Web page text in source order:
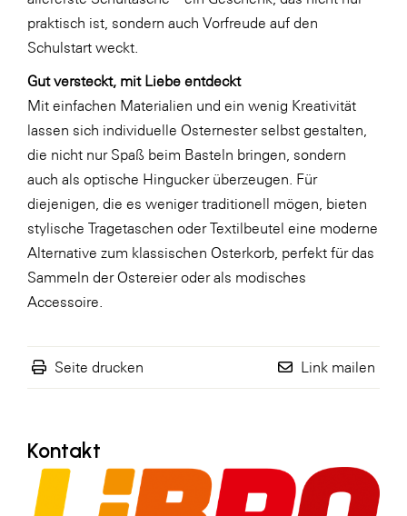
Verband Druck Medien Österreich
Wirtschaftskammer Salzburg
WKS Fachgruppe Fahrzeughandel und
Fahrzeugtechnik
WKS Fachgruppe Finanzdienstleister
WK UBIT
Zühlke
Media
praktisch ist, sondern auch Vorfreude auf den
Schulstart weckt.
Gut versteckt, mit Liebe entdeckt
Mit einfachen Materialien und ein wenig Kreativität
lassen sich individuelle Osternester selbst gestalten,
die nicht nur Spaß beim Basteln bringen, sondern
auch als optische Hingucker überzeugen. Für
diejenigen, die es weniger traditionell mögen, bieten
stylische Tragetaschen oder Textilbeutel eine moderne
Alternative zum klassischen Osterkorb, perfekt für das
Sammeln der Ostereier oder als modisches
Accessoire.
Seite drucken Link mailen
Kontakt